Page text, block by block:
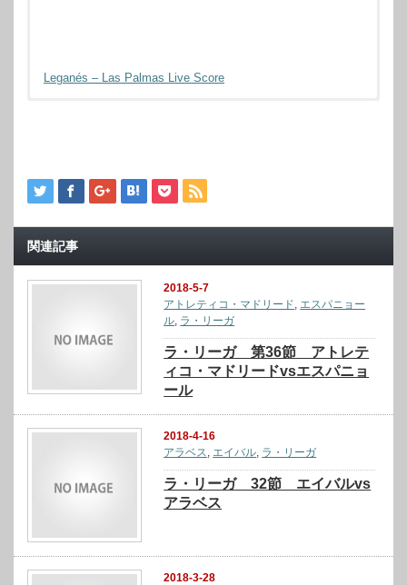
Leganés – Las Palmas Live Score
関連記事
2018-5-7
アトレティコ・マドリード エスパニョー
ル ラ・リーガ
ラ・リーガ 第36節 アトレテ
ィコ・マドリードvsエスパニョ
ール
2018-4-16
アラベス
エイバル ラ・リーガ
ラ・リーガ 32節 エイバルvs
アラベス
2018-3-28